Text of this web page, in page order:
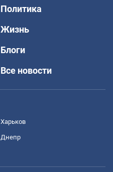
Политика
Жизнь
Блоги
Все новости
Харьков
Днепр